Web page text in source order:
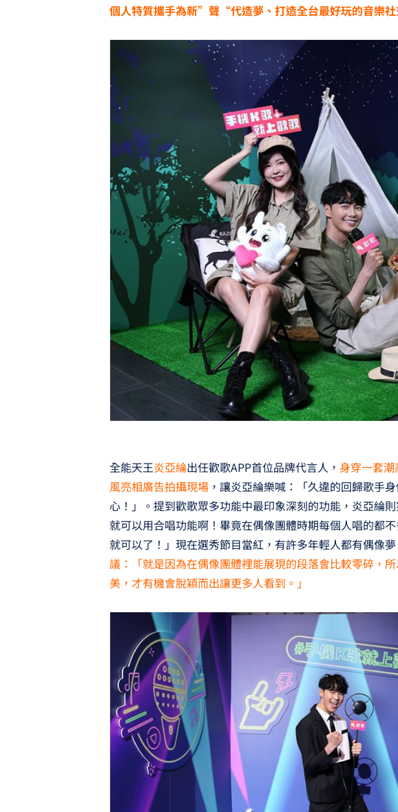
個人特質攜手為新”聲“代造夢、打造全台最好玩的音樂社
全能天王炎亞綸出任歡歌APP首位品牌代言人， 身穿一套
風亮相廣告拍攝現場，讓炎亞綸樂喊：「久違的回歸歌手
心！」。提到歡歌眾多功能中最印象深刻的功能，炎亞綸
就可以用合唱功能啊！畢竟在偶像團體時期每個人唱的都
就可以了！」現在選秀節目當紅，有許多年輕人都有偶像夢
議：「就是因為在偶像團體裡能展現的段落會比較零碎，
美，才有機會脫穎而出讓更多人看到。」